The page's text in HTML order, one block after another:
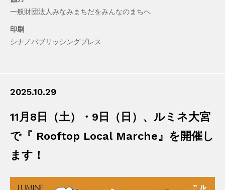
一般財団法人みなみまちだをみんなのまちへ
印刷
シナノパブリッシングプレス
2025.10.29
11月8日（土）・9日（日）、ルミネ大宮
で『 Rooftop Local Marche』を開催し
ます！